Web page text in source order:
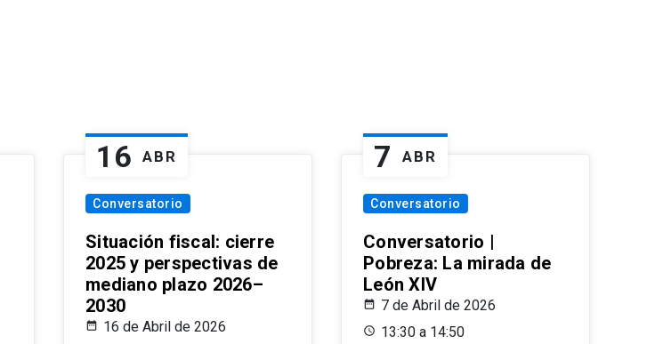
16 ABR
Conversatorio
Situación fiscal: cierre
2025 y perspectivas de
mediano plazo 2026–
2030
16 de Abril de 2026
7 ABR
Conversatorio
Conversatorio |
Pobreza: La mirada de
León XIV
7 de Abril de 2026
13:30 a 14:50